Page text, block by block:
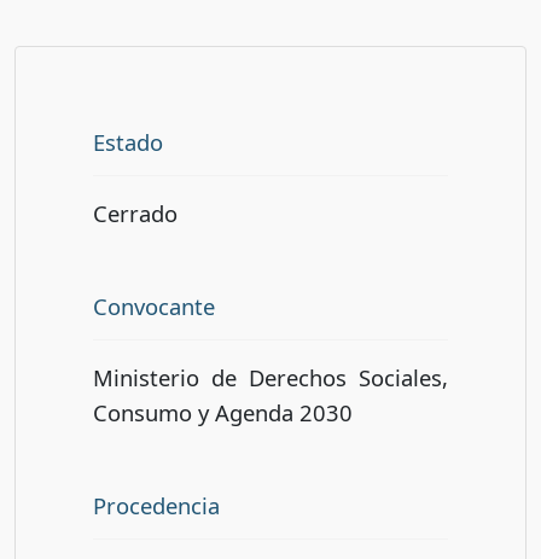
Estado
Cerrado
Convocante
Ministerio de Derechos Sociales,
Consumo y Agenda 2030
Procedencia